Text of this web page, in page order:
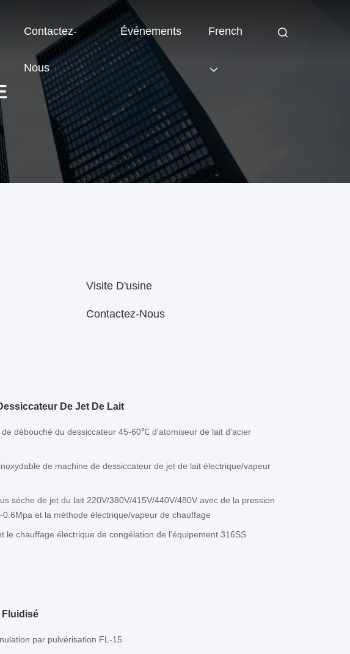
Contactez-
Nous
Événements French
Visite D'usine
Contactez-Nous
De Jet De Lait
débouché du dessiccateur 45-60℃ d'atomiseur de lait d'acier
de machine de dessiccateur de jet de lait électrique/vapeur
sèche de jet du lait 220V/380V/415V/440V/480V avec de la pression
0.6Mpa et la méthode électrique/vapeur de chauffage
le chauffage électrique de congélation de l'équipement 316SS
par pulvérisation FL-15